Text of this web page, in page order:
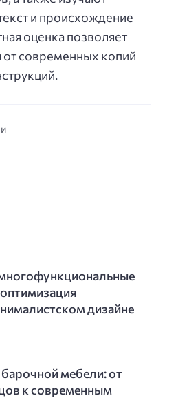
и происхождение
оценка позволяет
от современных копий
дизайне
мебели: от
к современным